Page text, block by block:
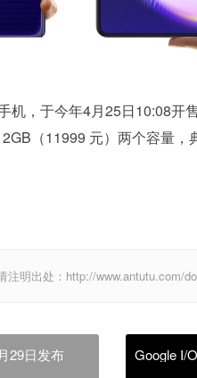
机，于今年4月25日10:08开
（11999 元）两个容量
注明出处：http://www.antutu.com/
29日发布 Google I/
个人助手